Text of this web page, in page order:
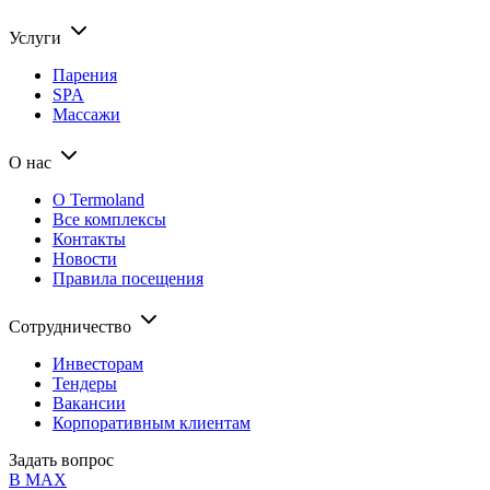
Услуги
Парения
SPA
Массажи
О нас
О Termoland
Все комплексы
Контакты
Новости
Правила посещения
Сотрудничество
Инвесторам
Тендеры
Вакансии
Корпоративным клиентам
Задать вопрос
В MAX